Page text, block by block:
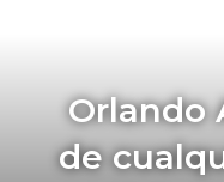
Orlando
de